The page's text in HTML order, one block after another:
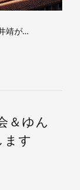
靖が…
＆ゆん
ます